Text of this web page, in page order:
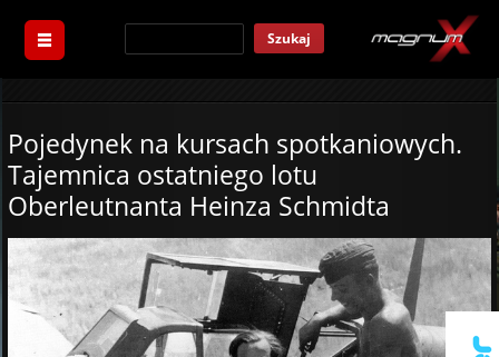
Szukaj
Pojedynek na kursach spotkaniowych.
Tajemnica ostatniego lotu
Oberleutnanta Heinza Schmidta